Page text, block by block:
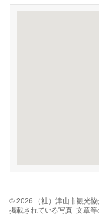
© 2026 （社）津山市観光協
掲載されている写真･文章